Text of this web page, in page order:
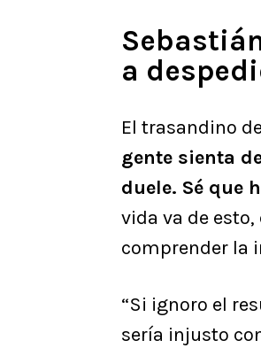
a
El trasandino
gente sienta
duele. Sé que
vida va de
comprender la
“Si ignoro el
sería injusto